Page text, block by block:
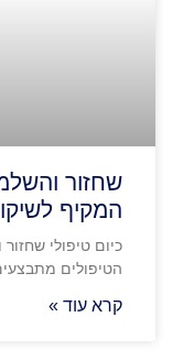
שחזור
המקיף
כיום טיפולי
הטיפולים
קרא עוד »